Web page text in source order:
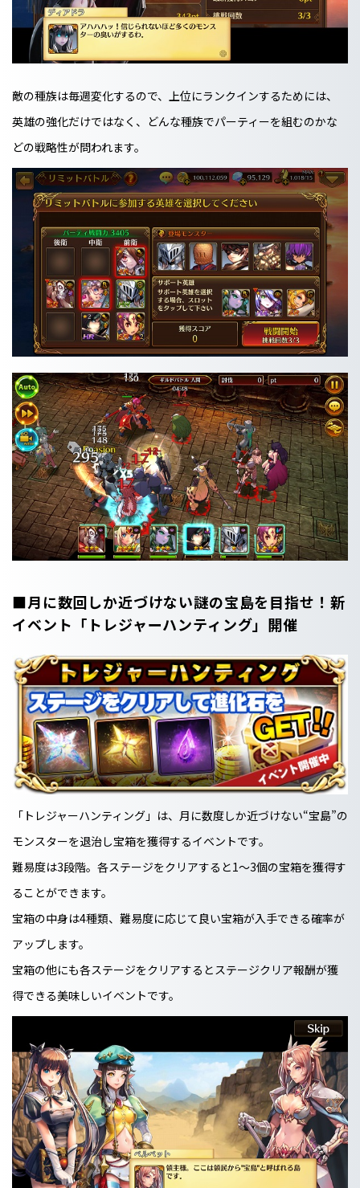
敵の種族は毎週変化するので、上位にランクインするためには、
英雄の強化だけではなく、どんな種族でパーティーを組むのかな
どの戦略性が問われます。
■月に数回しか近づけない謎の宝島を目指せ！新
イベント「トレジャーハンティング」開催
「トレジャーハンティング」は、月に数度しか近づけない“宝島”の
モンスターを退治し宝箱を獲得するイベントです。
難易度は3段階。各ステージをクリアすると1～3個の宝箱を獲得す
ることができます。
宝箱の中身は4種類、難易度に応じて良い宝箱が入手できる確率が
アップします。
宝箱の他にも各ステージをクリアするとステージクリア報酬が獲
得できる美味しいイベントです。